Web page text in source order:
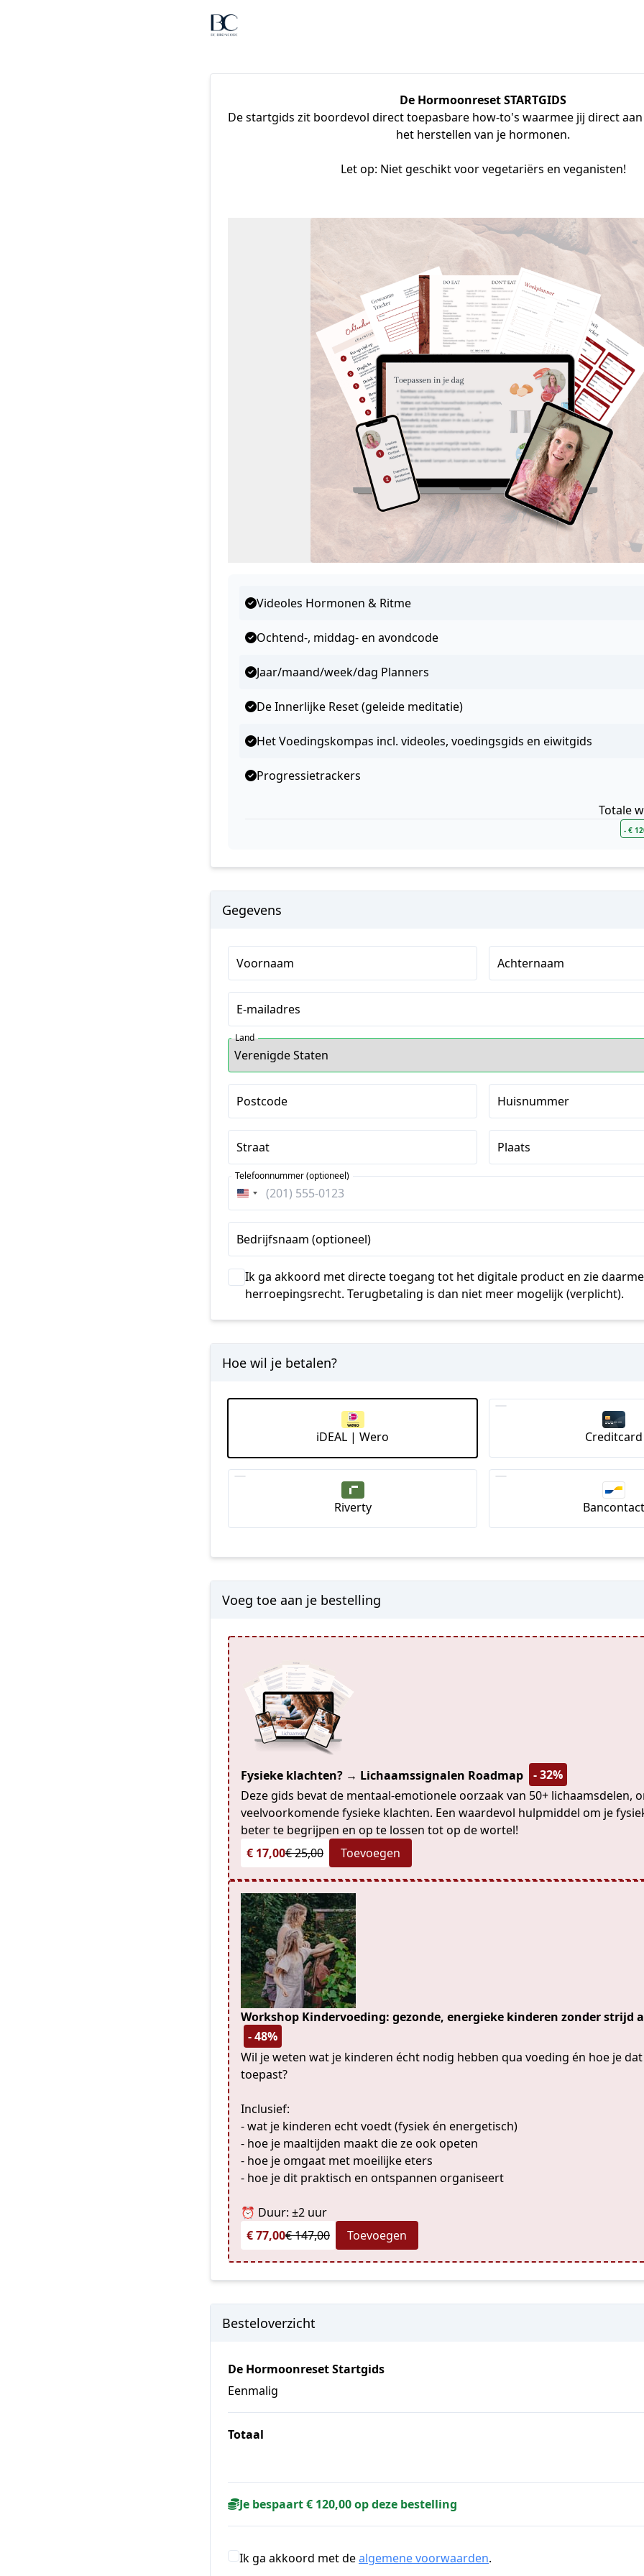
De Hormoonreset STARTGIDS
De startgids zit boordevol direct toepasbare how-to's waarmee jij direct
het herstellen van je hormonen.
Let op: Niet geschikt voor vegetariërs en veganisten!
Videoles Hormonen & Ritme
Ochtend-, middag- en avondcode
Jaar/maand/week/dag Planners
De Innerlijke Reset (geleide meditatie)
Het Voedingskompas incl. videoles, voedingsgids en eiwitgids
Progressietrackers
- €
Totale
Gegevens
Voornaam Achternaam
E-mailadres
Land
Postcode Huisnummer
Straat Plaats
Verenigde
Staten
+1
Telefoonnummer (optioneel)
Bedrijfsnaam (optioneel)
Ik ga akkoord met directe toegang tot het digitale product en zie
herroepingsrecht. Terugbetaling is dan niet meer mogelijk (verplicht).
Hoe wil je betalen?
iDEAL | Wero Creditcard
Riverty Bancontact
Voeg toe aan je bestelling
Fysieke klachten? → Lichaamssignalen Roadmap
- 32%
Deze gids bevat de mentaal-emotionele oorzaak van 50+ lichaamsdelen,
veelvoorkomende fysieke klachten. Een waardevol hulpmiddel om je
beter te begrijpen en op te lossen tot op de wortel!
€ 17,00€ 25,00 Toevoegen
Workshop Kindervoeding: gezonde, energieke kinderen zonder strijd
- 48%
Wil je weten wat je kinderen écht nodig hebben qua voeding én hoe je
toepast?
Inclusief:
- wat je kinderen echt voedt (fysiek én energetisch)
- hoe je maaltijden maakt die ze ook opeten
- hoe je omgaat met moeilijke eters
- hoe je dit praktisch en ontspannen organiseert
⏰ Duur: ±2 uur
€ 77,00€ 147,00 Toevoegen
Besteloverzicht
De Hormoonreset Startgids
Eenmalig
Totaal
Je bespaart € 120,00 op deze bestelling
Ik ga akkoord met dealgemene voorwaarden.